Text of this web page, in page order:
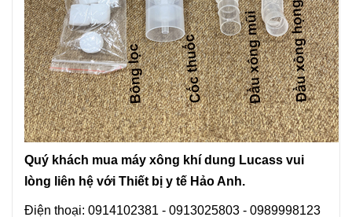
Quý khách mua máy xông khí dung Lucass vui
lòng liên hệ với Thiết bị y tế Hảo Anh.
Điện thoại: 0914102381 - 0913025803 - 0989998123